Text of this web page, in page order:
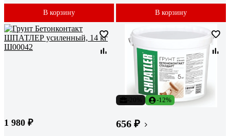
В корзину В корзину
1 980 ₽
-12%
656 ₽